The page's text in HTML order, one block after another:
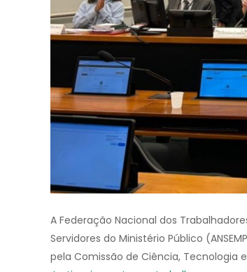
A Federação Nacional dos
Servidores do Ministério Público
pela Comissão de Ciência, Tecnologia